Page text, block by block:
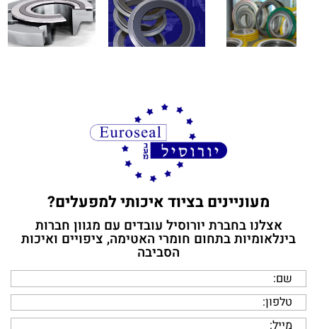
האטימה, ציפויים ואיכות הסביבה
תחזרו אלי בהקדם
מעוניינים בציוד איכותי למפעלים?
אצלנו בחברת יורוסיל עובדים עם מגוון חברות
בינלאומיות בתחום חומרי האטימה, ציפויים ואיכות
הסביבה